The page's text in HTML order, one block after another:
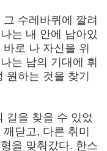
수레바퀴에 깔려
는 내 안에 남아있
로 나 자신을 위
는 남의 기대에 휘
원하는 것을 찾기
길을 찾을 수 있었
닫고, 다른 취미
을 맞춰갔다. 한스